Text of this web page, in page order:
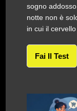
sogno
notte non è
in cui il
Fai Il Test